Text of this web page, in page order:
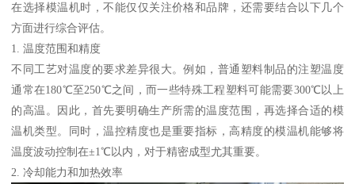
在选择模温机时，不能仅仅关注价格和品牌，还需要结合以下几个
方面进行综合评估。
1. 温度范围和精度
不同工艺对温度的要求差异很大。例如，普通塑料制品的注塑温度
通常在180℃至250℃之间，而一些特殊工程塑料可能需要300℃以上
的高温。因此，首先要明确生产所需的温度范围，再选择合适的模
温机类型。同时，温控精度也是重要指标，高精度的模温机能够将
温度波动控制在±1℃以内，对于精密成型尤其重要。
2. 冷却能力和加热效率